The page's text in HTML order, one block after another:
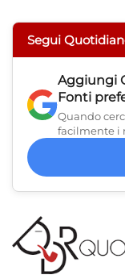
Segui
Aggiungi
Fonti
Quando
facilmente i